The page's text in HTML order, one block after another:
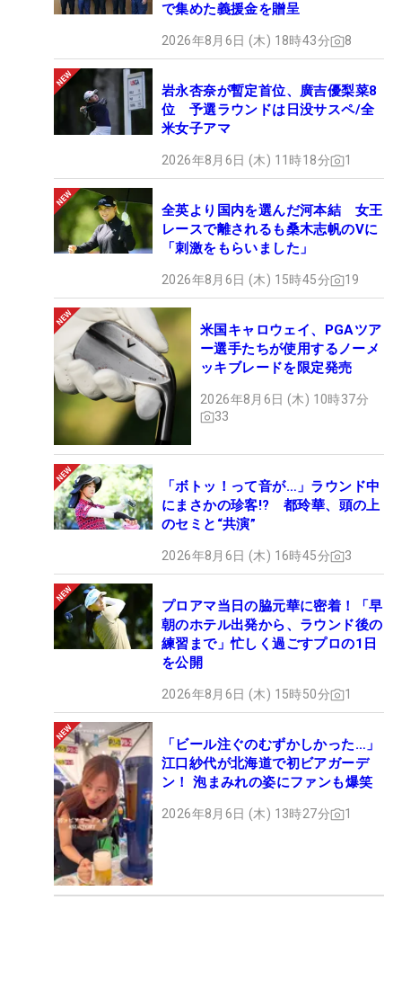
で集めた義援金を贈呈
2026年8月6日 (木) 18時43分 8
岩永杏奈が暫定首位、廣吉優梨菜8
位 予選ラウンドは日没サスペ/全
米女子アマ
2026年8月6日 (木) 11時18分 1
全英より国内を選んだ河本結 女王
レースで離されるも桑木志帆のVに
「刺激をもらいました」
2026年8月6日 (木) 15時45分 19
米国キャロウェイ、PGAツア
ー選手たちが使用するノーメ
ッキブレードを限定発売
2026年8月6日 (木) 10時37分
33
「ボトッ！って音が…」ラウンド中
にまさかの珍客!? 都玲華、頭の上
のセミと“共演”
2026年8月6日 (木) 16時45分 3
プロアマ当日の脇元華に密着！「早
朝のホテル出発から、ラウンド後の
練習まで」忙しく過ごすプロの1日
を公開
2026年8月6日 (木) 15時50分 1
「ビール注ぐのむずかしかった…」
江口紗代が北海道で初ビアガーデ
ン！ 泡まみれの姿にファンも爆笑
2026年8月6日 (木) 13時27分 1